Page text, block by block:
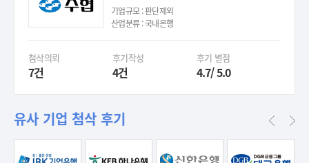
기업규모 : 판단제외
산업분류 : 국내은행
첨삭의뢰
7건
후기작성
4건
후기 별점
4.7/ 5.0
유사 기업 첨삭 후기